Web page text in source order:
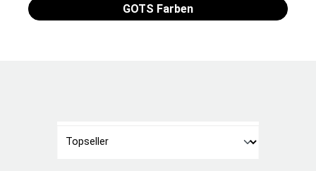
GOTS Farben